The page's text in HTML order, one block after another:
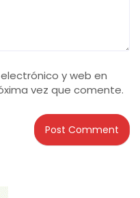
y web en
vez que comente.